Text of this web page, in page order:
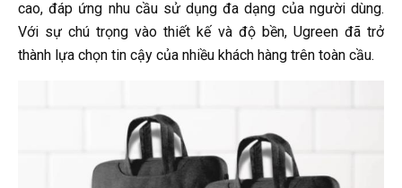
cao, đáp ứng nhu cầu sử dụng đa dạng của người dùng.
Với sự chú trọng vào thiết kế và độ bền, Ugreen đã trở
thành lựa chọn tin cậy của nhiều khách hàng trên toàn cầu.